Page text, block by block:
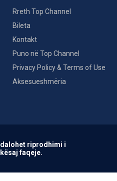
Rreth Top Channel
Bileta
Kontakt
Puno në Top Channel
Privacy Policy & Terms of Use
Aksesueshmëria
riprodhimi i
faqeje.